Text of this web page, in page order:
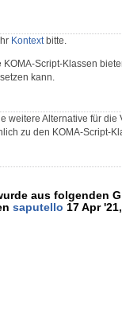
Kontextbitte.
KOMA-Script-Klassen
kann.
weitere Alternative für
zu den KOMA-Script-
aus folgenden
saputello 17 Apr